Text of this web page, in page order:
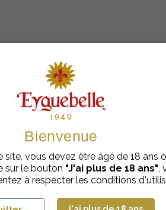
PAIEMENT
Bienvenue
site, vous devez être âgé de 18 ans
sur le bouton "J'ai plus de 18 ans",
à respecter les conditions